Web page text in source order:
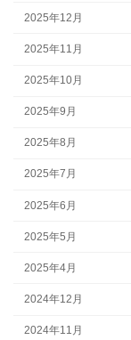
2025年12月
2025年11月
2025年10月
2025年9月
2025年8月
2025年7月
2025年6月
2025年5月
2025年4月
2024年12月
2024年11月